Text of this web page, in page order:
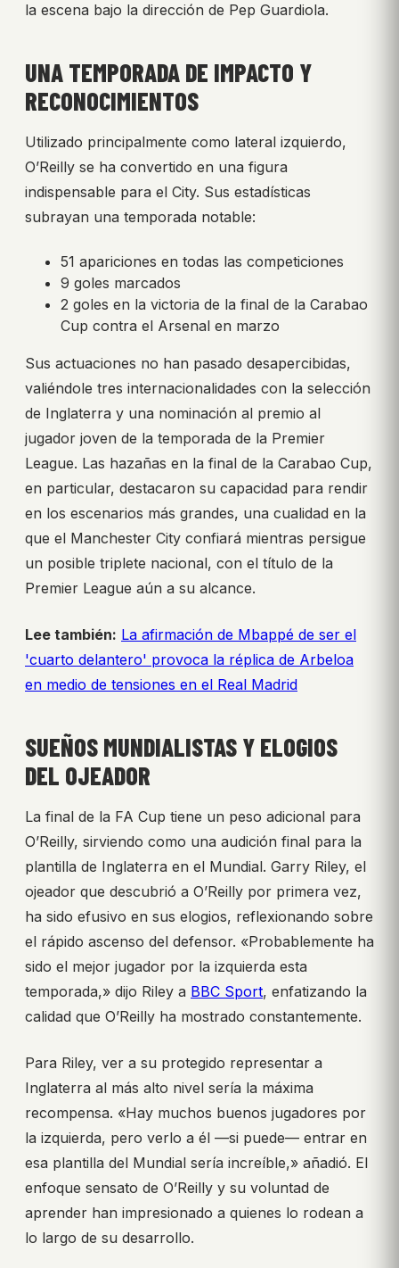
la escena bajo la dirección de Pep Guardiola.
UNA TEMPORADA DE IMPACTO Y
RECONOCIMIENTOS
Utilizado principalmente como lateral izquierdo,
O’Reilly se ha convertido en una figura
indispensable para el City. Sus estadísticas
subrayan una temporada notable:
51 apariciones en todas las competiciones
9 goles marcados
2 goles en la victoria de la final de la Carabao
Cup contra el Arsenal en marzo
Sus actuaciones no han pasado desapercibidas,
valiéndole tres internacionalidades con la selección
de Inglaterra y una nominación al premio al
jugador joven de la temporada de la Premier
League. Las hazañas en la final de la Carabao Cup,
en particular, destacaron su capacidad para rendir
en los escenarios más grandes, una cualidad en la
que el Manchester City confiará mientras persigue
un posible triplete nacional, con el título de la
Premier League aún a su alcance.
Lee también: La afirmación de Mbappé de ser el
'cuarto delantero' provoca la réplica de Arbeloa
en medio de tensiones en el Real Madrid
SUEÑOS MUNDIALISTAS Y ELOGIOS
DEL OJEADOR
La final de la FA Cup tiene un peso adicional para
O’Reilly, sirviendo como una audición final para la
plantilla de Inglaterra en el Mundial. Garry Riley, el
ojeador que descubrió a O’Reilly por primera vez,
ha sido efusivo en sus elogios, reflexionando sobre
el rápido ascenso del defensor. «Probablemente ha
sido el mejor jugador por la izquierda esta
temporada,» dijo Riley a BBC Sport, enfatizando la
calidad que O’Reilly ha mostrado constantemente.
Para Riley, ver a su protegido representar a
Inglaterra al más alto nivel sería la máxima
recompensa. «Hay muchos buenos jugadores por
la izquierda, pero verlo a él —si puede— entrar en
esa plantilla del Mundial sería increíble,» añadió. El
enfoque sensato de O’Reilly y su voluntad de
aprender han impresionado a quienes lo rodean a
lo largo de su desarrollo.